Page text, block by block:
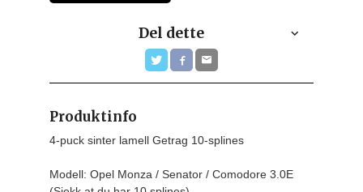
Del dette
Produktinfo
4-puck sinter lamell Getrag 10-splines
Modell: Opel Monza / Senator / Comodore 3.0E